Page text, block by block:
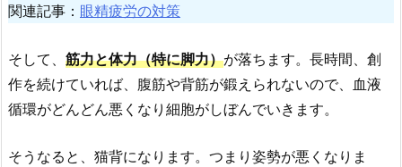
関連記事： 眼精疲労の対策
そして、 筋力と体力（特に脚力）が落ちます。長時間、創
作を続けていれば、腹筋や背筋が鍛えられないので、血液
循環がどんどん悪くなり細胞がしぼんでいきます。
そうなると、猫背になります。つまり姿勢が悪くなりま